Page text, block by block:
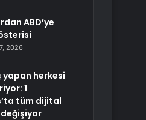
ABD’ye
2026
yapan herkesi
1
tüm dijital